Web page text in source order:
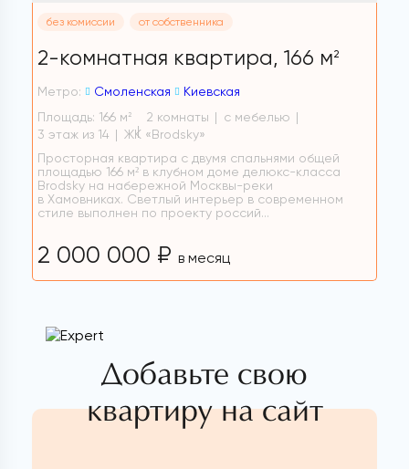
без комиссии от собственника
2-комнатная квартира, 166 м2
Метро: Смоленская
Киевская
Площадь: 166 м 2 2 комнаты
с мебелью
3 этаж из 14
ЖК «Brodsky»
Просторная квартира с двумя спальнями общей
площадью 166 м² в клубном доме делюкс-класса
Brodsky на набережной Москвы-реки
в Хамовниках. Светлый интерьер в современном
стиле выполнен по проекту россий...
2 000 000 ₽ в месяц
Добавьте свою
квартиру на сайт